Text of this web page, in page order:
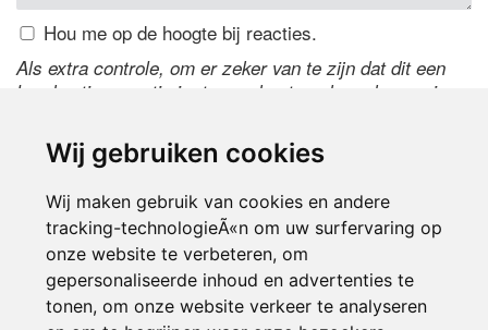
Wij gebruiken cookies
Wij maken gebruik van cookies en andere
tracking-technologieÃ«n om uw surfervaring op
onze website te verbeteren, om
gepersonaliseerde inhoud en advertenties te
tonen, om onze website verkeer te analyseren
Hou me op de hoogte bij reacties.
Als extra controle, om er zeker van te zijn dat dit een
handmatige reactie is, typ onderstaande code over in
de code te wijzigen.